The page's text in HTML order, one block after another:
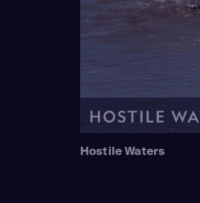
Hostile Waters